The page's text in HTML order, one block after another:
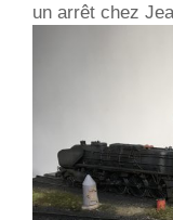
un arrêt chez